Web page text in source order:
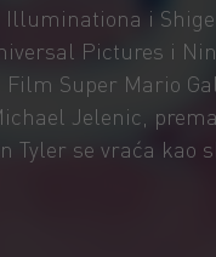
Illuminationa i
Pictures i
Super Mario
Jelenic,
Tyler se vraća kao